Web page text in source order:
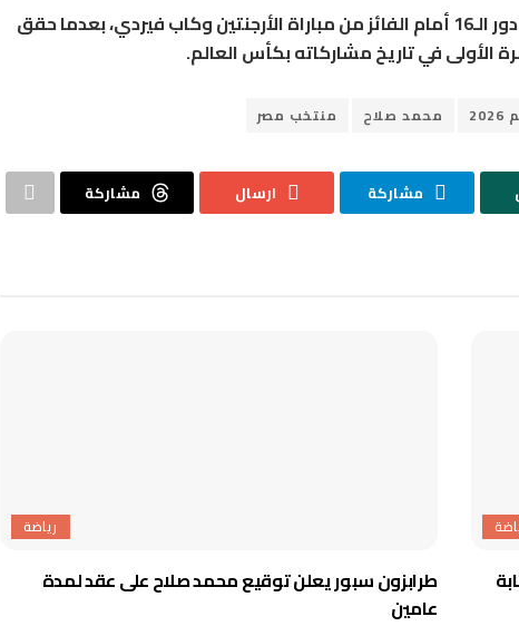
ويستعد منتخب مصر لخوض مواجهة دور الـ16 أمام الفائز من مباراة الأرجنتين وكاب فيردي، بعدما حقق
الأولى في تاريخ مشاركاته بكأس العالم.
محمد صلاح منتخب مصر
مشاركة ارسال مشاركة
رياضة
طرابزون سبور يعلن توقيع محمد صلاح على عقد لمدة
عامين